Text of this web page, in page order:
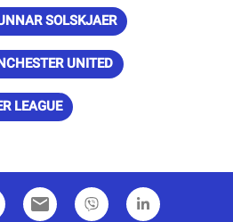
SOLSKJAER
UNITED
LEAGUE
email